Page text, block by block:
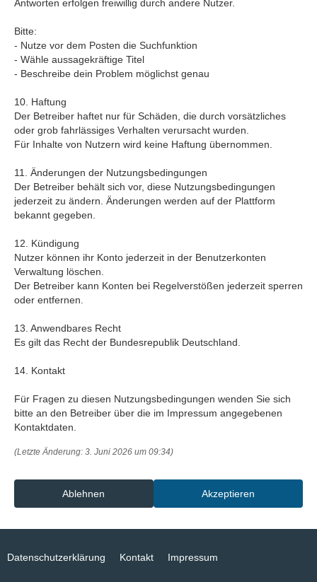
Antworten erfolgen freiwillig durch andere Nutzer.
Bitte:
- Nutze vor dem Posten die Suchfunktion
- Wähle aussagekräftige Titel
- Beschreibe dein Problem möglichst genau
10. Haftung
Der Betreiber haftet nur für Schäden, die durch vorsätzliches
oder grob fahrlässiges Verhalten verursacht wurden.
Für Inhalte von Nutzern wird keine Haftung übernommen.
11. Änderungen der Nutzungsbedingungen
Der Betreiber behält sich vor, diese Nutzungsbedingungen
jederzeit zu ändern. Änderungen werden auf der Plattform
bekannt gegeben.
12. Kündigung
Nutzer können ihr Konto jederzeit in der Benutzerkonten
Verwaltung löschen.
Der Betreiber kann Konten bei Regelverstößen jederzeit sperren
oder entfernen.
13. Anwendbares Recht
Es gilt das Recht der Bundesrepublik Deutschland.
14. Kontakt
Für Fragen zu diesen Nutzungsbedingungen wenden Sie sich
bitte an den Betreiber über die im Impressum angegebenen
Kontaktdaten.
(Letzte Änderung: 3. Juni 2026 um 09:34)
Ablehnen
Datenschutzerklärung Kontakt Impressum